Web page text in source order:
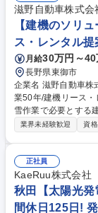
て、複雑化する顧客
するなど、持続的に成長で
リース法人営業/NX
滋野自動車株式会
【建機のソリ
ス・レンタル
月給30万円～40
長野県東御市
企業名 滋野自動車株式会社 求人名 【建機のソリューシ
業50年/建機リース・レンタル提案/既
雪作業で必要とする
行う仕事です。建設
ジュールの調整 ・新規問い合わせ対応
営業/東御】創業50年
業界未経験歓迎 資
正社員
KaeRuu株式会社
秋田【太陽光
間休日125日!